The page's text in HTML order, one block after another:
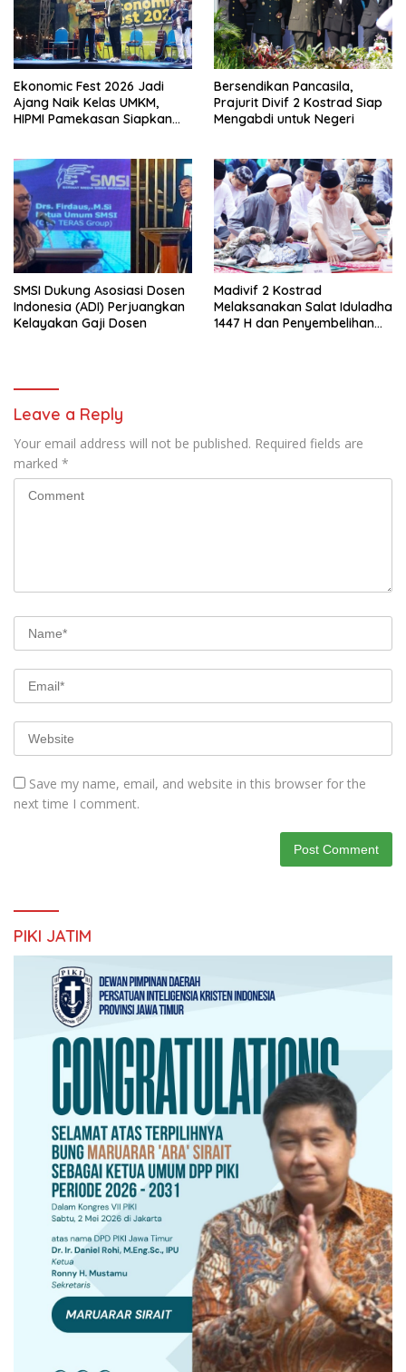
Ekonomic Fest 2026 Jadi
Ajang Naik Kelas UMKM,
HIPMI Pamekasan Siapkan
Bersendikan Pancasila,
Prajurit Divif 2 Kostrad Siap
Mengabdi untuk Negeri
SMSI Dukung Asosiasi Dosen
Indonesia (ADI) Perjuangkan
Kelayakan Gaji Dosen
Madivif 2 Kostrad
Melaksanakan Salat Iduladha
1447 H dan Penyembelihan
Leave a Reply
Your email address will not be published. Required fields are
marked *
Save my name, email, and website in this browser for the
next time I comment.
PIKI JATIM